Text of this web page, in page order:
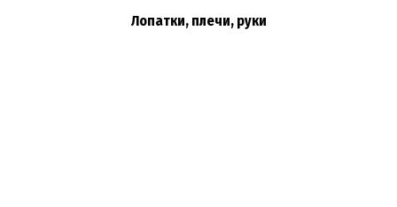
Лопатки, плечи, руки